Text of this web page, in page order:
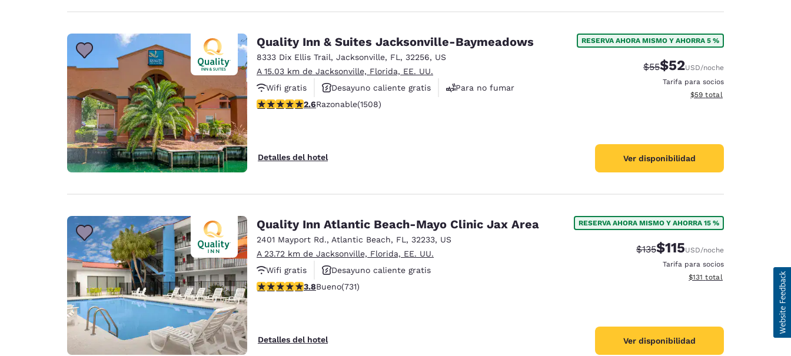
Quality Inn & Suites Jacksonville-Baymeadows
8333 Dix Ellis Trail, Jacksonville, FL , 32256, US
A 15.03 km de Jacksonville, Florida, EE. UU.
Wifi gratis
Desayuno caliente gratis
Para no fumar
Calificación de 2.59 estrellas. Razonable. 1508 reseñas
2.6Razonable(1508)
Detalles del hotel
RESERVA AHORA MISMO Y AHORRA 5 %
Tarifa tachada:
$55Tarifa reducida:
$52USD/noche
Tarifa para socios
Ver detalles totales
$59 total
Ver disponibilidad
Quality Inn Atlantic Beach-Mayo Clinic Jax Area
2401 Mayport Rd., Atlantic Beach, FL , 32233, US
A 23.72 km de Jacksonville, Florida, EE. UU.
Wifi gratis
Desayuno caliente gratis
Hoteles que aceptan mascotas
Calificación de 3.75 estrellas. Bueno. 731 reseñas
3.8Bueno(731)
Detalles del hotel
RESERVA AHORA MISMO Y AHORRA 15 %
Tarifa tachada:
$135Tarifa reducida:
$115USD/noche
Tarifa para socios
Ver detalles totales
$131 total
Ver disponibilidad